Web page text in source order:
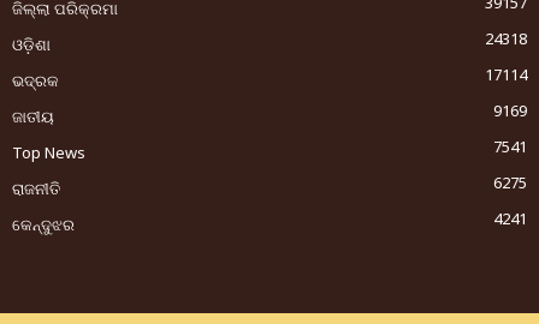
ଜିଲ୍ଲା ପରିକ୍ରମା
ଓଡ଼ିଶା
24318
ଭଦ୍ରକ
17114
ଜାତୀୟ
9169
Top News
7541
ରାଜନୀତି
6275
କେନ୍ଦୁଝର
4241